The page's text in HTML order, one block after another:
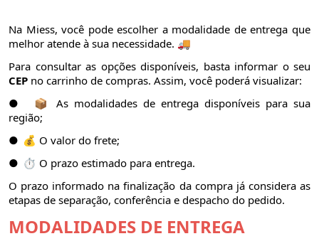
Na Miess, você pode escolher a modalidade de entrega que
melhor atende à sua necessidade. 🚚
Para consultar as opções disponíveis, basta informar o seu
CEP no carrinho de compras. Assim, você poderá visualizar:
●
📦 As modalidades de entrega disponíveis para sua
região;
● 💰 O valor do frete;
● ⏱️ O prazo estimado para entrega.
O prazo informado na finalização da compra já considera as
etapas de separação, conferência e despacho do pedido.
MODALIDADES DE ENTREGA